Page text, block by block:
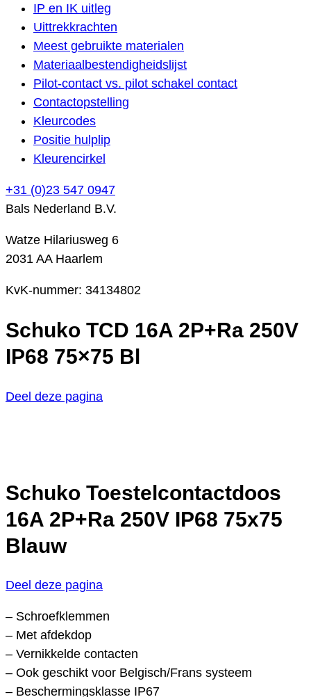
IP en IK uitleg
Uittrekkrachten
Meest gebruikte materialen
Materiaalbestendigheidslijst
Pilot-contact vs. pilot schakel contact
Contactopstelling
Kleurcodes
Positie hulplip
Kleurencirkel
+31 (0)23 547 0947
Bals Nederland B.V.
Watze Hilariusweg 6
2031 AA Haarlem
KvK-nummer: 34134802
Schuko TCD 16A 2P+Ra 250V
IP68 75×75 Bl
Deel deze pagina
Schuko Toestelcontactdoos
16A 2P+Ra 250V IP68 75x75
Blauw
Deel deze pagina
– Schroefklemmen
– Met afdekdop
– Vernikkelde contacten
– Ook geschikt voor Belgisch/Frans systeem
– Beschermingsklasse IP67